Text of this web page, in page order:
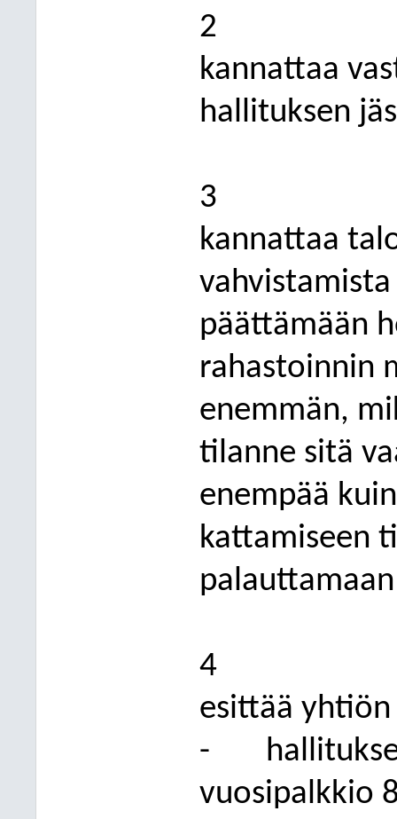
2
kannattaa
hallituksen
3
kannattaa
päättämään
rahastoinnin
enemmän,
tilanne sitä
enempää ku
kattamiseen
4
esittää
-
vuosipalkkio